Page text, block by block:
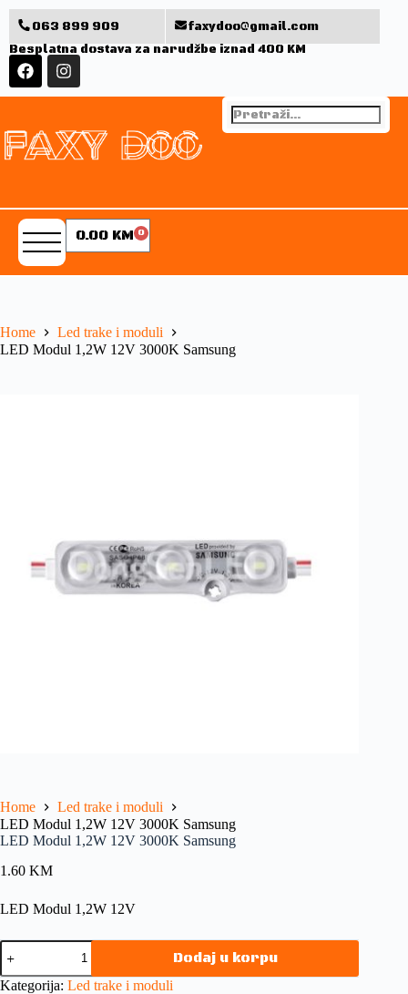
063 899 909
faxydoo@gmail.com
Besplatna dostava za narudžbe iznad 400 KM
0.00 KM 0
Home
Led trake i moduli
LED Modul 1,2W 12V 3000K Samsung
Home
Led trake i moduli
LED Modul 1,2W 12V 3000K Samsung
LED Modul 1,2W 12V 3000K Samsung
1.60 KM
LED Modul 1,2W 12V
Dodaj u korpu
Kategorija: Led trake i moduli